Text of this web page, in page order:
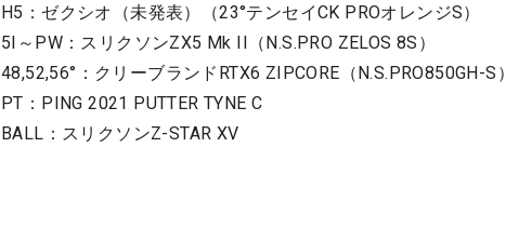
H5：ゼクシオ（未発表）（23°テンセイCK PROオレンジS）
5I～PW：スリクソンZX5 Mk II（N.S.PRO ZELOS 8S）
48,52,56°：クリーブランドRTX6 ZIPCORE（N.S.PRO850GH-S）
PT：PING 2021 PUTTER TYNE C
BALL：スリクソンZ-STAR XV